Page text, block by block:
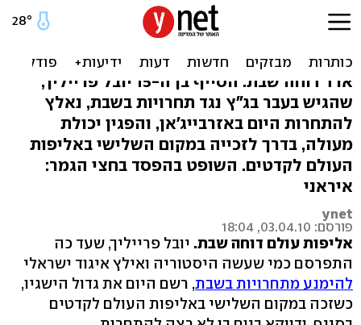
בשבת: יובל הדתי זכה במדליה
באליפות העולם
ארד דוחה שבת: הסייף בן ה-15 יובל פרייליך,
שהגיש בעבר בג"ץ נגד תחרויות בשבת, נאלץ
להתחרות היום באזרבייג'אן, והפגין יכולת
מעולה, בדרך לזכייה במקום השלישי באליפות
העולם לקדטים. השופט בהפסד בחצי הגמר:
איראני
ynet
פורסם: 03.04.10, 18:04
אליפות עולם דוחה שבת. יובל פרייליך, שעד כה
התפרסם כמי שעשה היסטוריה ואילץ איגוד ישראלי
להימנע מתחרויות בשבת, רשם היום את גדול הישגיו,
כשזכה במקום השלישי באליפות העולם לקדטים